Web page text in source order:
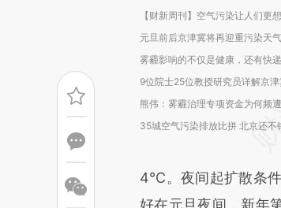
【财新周刊】空气污染让人们更
元旦前后京津冀将再迎重污染天气
雾霾影响的不仅是健康，还有快递
9位院士25位教授研究员详解京
熊伟：雾霾治理专项资金为何频
35城空气污染排放比拼 北京还不
4℃。夜间起扩散条件
好在元旦夜间，新年